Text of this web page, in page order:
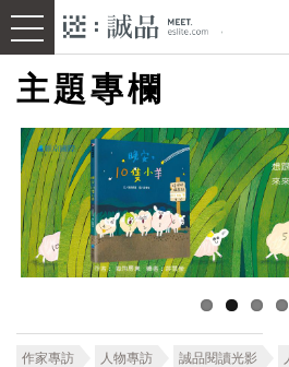
主題專欄
作家專訪 人物專訪 誠品閱讀光影